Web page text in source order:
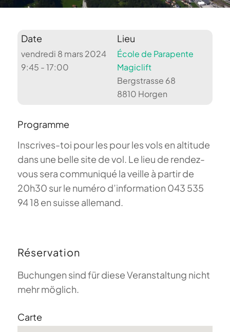
Date
vendredi 8 mars 2024
9:45 - 17:00
Lieu
École de Parapente
Magiclift
Bergstrasse 68
8810 Horgen
Programme
Inscrives-toi pour les pour les vols en altitude
dans une belle site de vol. Le lieu de rendez-
vous sera communiqué la veille à partir de
20h30 sur le numéro d’information 043 535
94 18 en suisse allemand.
Réservation
Buchungen sind für diese Veranstaltung nicht
mehr möglich.
Carte